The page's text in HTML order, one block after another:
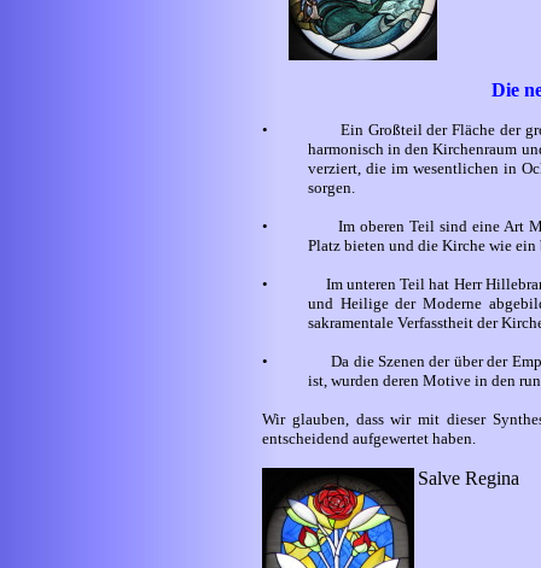
Die
• Ein Großteil der Fläche der
harmonisch in den Kirchenraum
verziert, die im wesentlichen in
sorgen.
•Im oberen Teil sind eine Art
Platz bieten und die Kirche wie
• Im unteren Teil hat Herr
und Heilige der Moderne
sakramentale Verfasstheit der
•Da die Szenen der über der
ist, wurden deren Motive in den
Wir glauben, dass wir mit dieser
entscheidend aufgewertet haben.
Salve Regina